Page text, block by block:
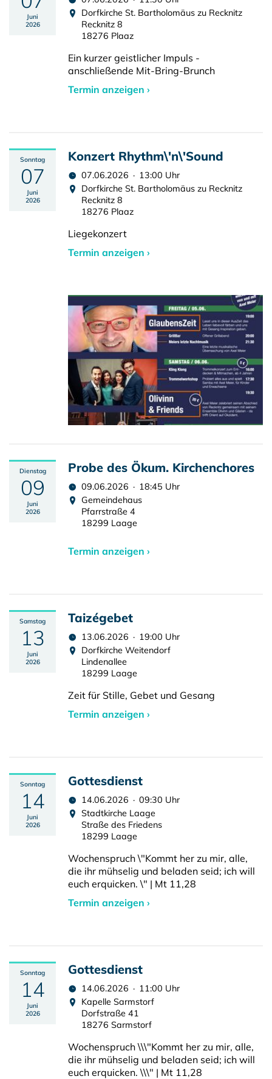
Juni
2026
Dorfkirche St. Bartholomäus zu Recknitz
Recknitz 8
18276 Plaaz
Ein kurzer geistlicher Impuls -
anschließende Mit-Bring-Brunch
Termin anzeigen ›
Sonntag
07
Juni
2026
Konzert Rhythm\'n\'Sound
07.06.2026 · 13:00 Uhr
Dorfkirche St. Bartholomäus zu Recknitz
Recknitz 8
18276 Plaaz
Liegekonzert
Termin anzeigen ›
Dienstag
09
Juni
2026
Probe des Ökum. Kirchenchores
09.06.2026 · 18:45 Uhr
Gemeindehaus
Pfarrstraße 4
18299 Laage
Termin anzeigen ›
Samstag
13
Juni
2026
Taizégebet
13.06.2026 · 19:00 Uhr
Dorfkirche Weitendorf
Lindenallee
18299 Laage
Zeit für Stille, Gebet und Gesang
Termin anzeigen ›
Sonntag
14
Juni
2026
Gottesdienst
14.06.2026 · 09:30 Uhr
Stadtkirche Laage
Straße des Friedens
18299 Laage
Wochenspruch \"Kommt her zu mir, alle,
die ihr mühselig und beladen seid; ich will
euch erquicken. \" | Mt 11,28
Termin anzeigen ›
Sonntag
14
Juni
2026
Gottesdienst
14.06.2026 · 11:00 Uhr
Kapelle Sarmstorf
Dorfstraße 41
18276 Sarmstorf
Wochenspruch \\\"Kommt her zu mir, alle,
die ihr mühselig und beladen seid; ich will
euch erquicken. \\\" | Mt 11,28